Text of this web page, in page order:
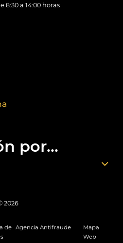
8:30 a 14:00 horas
por...
2026
de Agencia Antifraude
Mapa
Web